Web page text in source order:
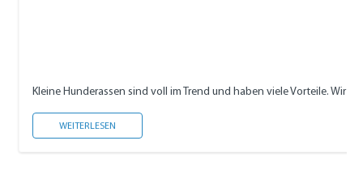
Kleine Hunderassen sind voll im Trend und haben viele Vorteile. Wir
WEITERLESEN